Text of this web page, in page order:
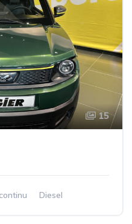
15
Diesel